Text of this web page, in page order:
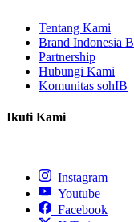
Tentang Kami
Brand Indonesia
Partnership
Hubungi Kami
Komunitas sohIB
Ikuti Kami
Instagram
Youtube
Facebook